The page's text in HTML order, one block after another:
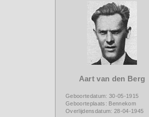
Aart van den Berg
Geboortedatum: 30-05-1915
Geboorteplaats: Bennekom
Overlijdensdatum: 28-04-1945